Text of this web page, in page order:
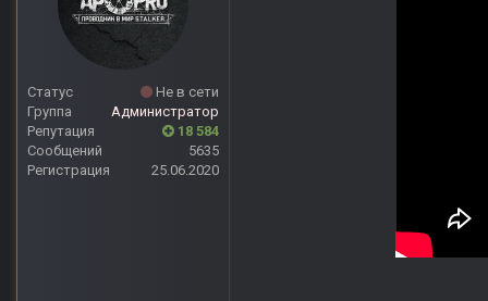
Статус
Не в сети
Группа
Администратор
Репутация
18 584
Сообщений
5635
Регистрация
25.06.2020